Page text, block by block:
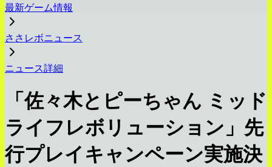
最新ゲーム情報
ささレボニュース
ニュース詳細
「佐々木とピーちゃん ミッド
ライフレボリューション」先
行プレイキャンペーン実施決